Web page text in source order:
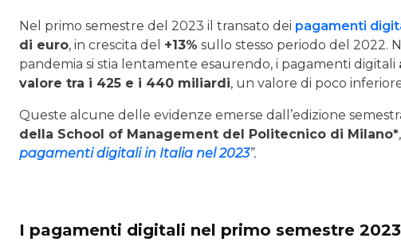
Nel primo semestre del 2023 il transato dei pagamenti
di euro, in crescita del +13% sullo stesso periodo del 2022.
pandemia si stia lentamente esaurendo, i pagamenti digitali
valore tra i 425 e i 440 miliardi, un valore di poco
Queste alcune delle evidenze emerse dall’edizione
della School of Management del Politecnico di Milano*
pagamenti digitali in Italia nel 2023”.
I pagamenti digitali nel primo semestre 2023